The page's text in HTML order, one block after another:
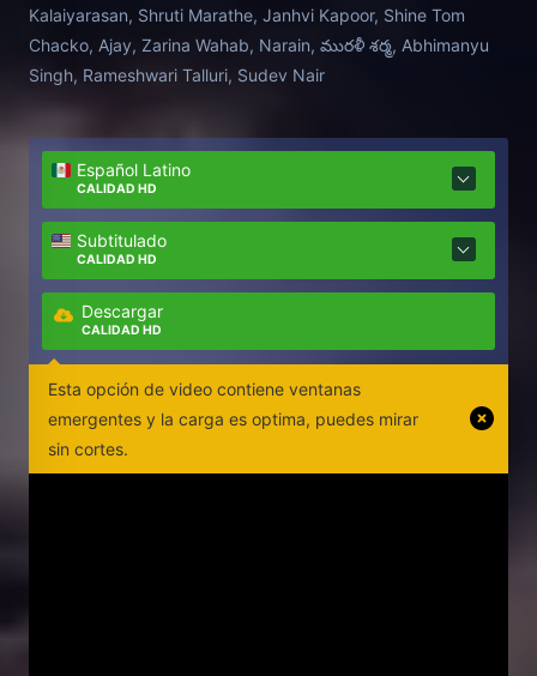
Kalaiyarasan, Shruti Marathe, Janhvi Kapoor, Shine Tom
Chacko, Ajay, Zarina Wahab, Narain, మురళీ శర్మ, Abhimanyu
Singh, Rameshwari Talluri, Sudev Nair
Español Latino
CALIDAD HD
Subtitulado
CALIDAD HD
Descargar
CALIDAD HD
Esta opción de video contiene ventanas
emergentes y la carga es optima, puedes mirar
sin cortes.